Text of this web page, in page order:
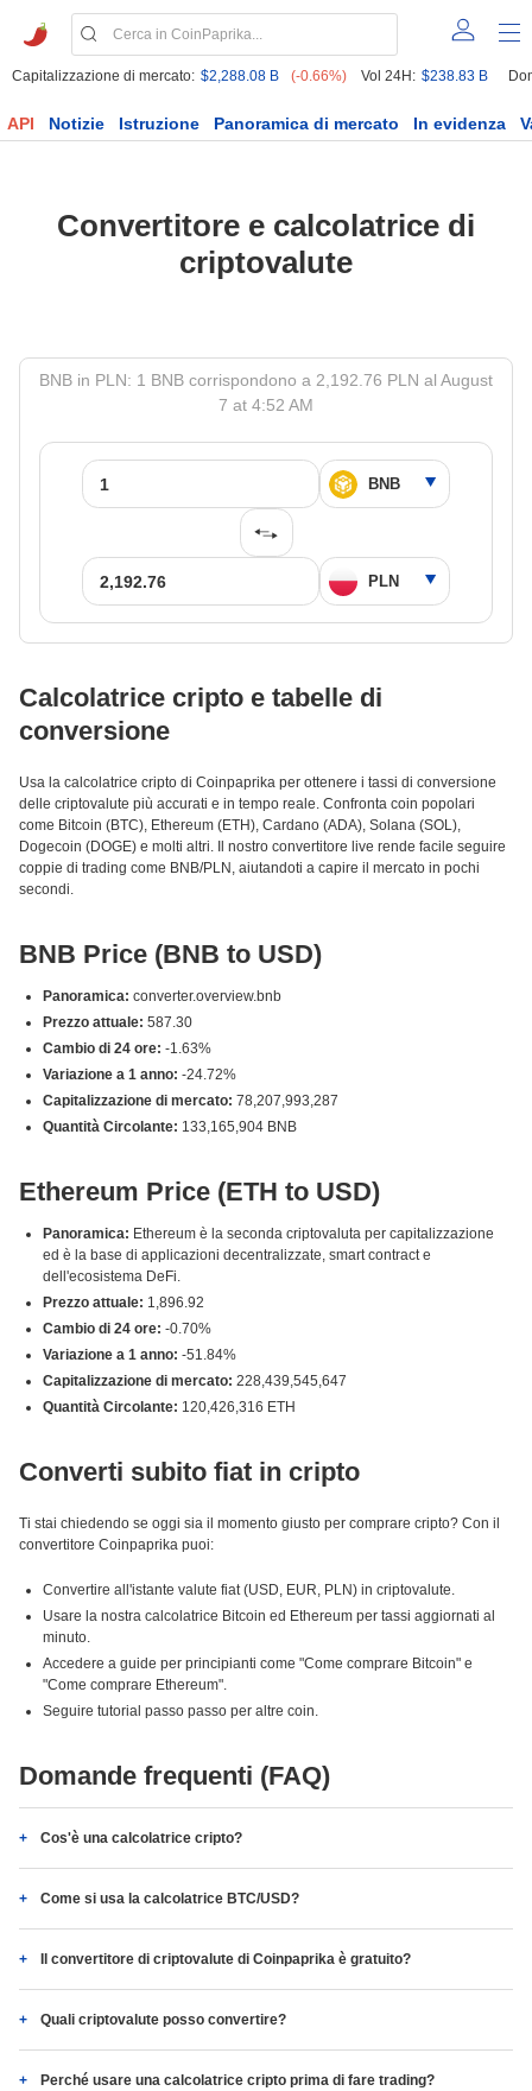
Capitalizzazione di mercato: $2,288.08 B (-0.66%) Vol 24H: $238.83 B
API Notizie Istruzione Panoramica di mercato In evidenza
Convertitore e calcolatrice di
criptovalute
BNB in PLN: 1 BNB corrispondono a 2,192.76 PLN al August
7 at 4:52 AM
Calcolatrice cripto e tabelle di
conversione
Usa la calcolatrice cripto di Coinpaprika per ottenere i tassi di conversione
delle criptovalute più accurati e in tempo reale. Confronta coin popolari
come Bitcoin (BTC), Ethereum (ETH), Cardano (ADA), Solana (SOL),
Dogecoin (DOGE) e molti altri. Il nostro convertitore live rende facile seguire
coppie di trading come BNB/PLN, aiutandoti a capire il mercato in pochi
secondi.
BNB Price (BNB to USD)
Panoramica: converter.overview.bnb
Prezzo attuale: 587.30
Cambio di 24 ore: -1.63%
Variazione a 1 anno: -24.72%
Capitalizzazione di mercato: 78,207,993,287
Quantità Circolante: 133,165,904 BNB
Ethereum Price (ETH to USD)
Panoramica: Ethereum è la seconda criptovaluta per capitalizzazione
ed è la base di applicazioni decentralizzate, smart contract e
dell'ecosistema DeFi.
Prezzo attuale: 1,896.92
Cambio di 24 ore: -0.70%
Variazione a 1 anno: -51.84%
Capitalizzazione di mercato: 228,439,545,647
Quantità Circolante: 120,426,316 ETH
Converti subito fiat in cripto
Ti stai chiedendo se oggi sia il momento giusto per comprare cripto? Con il
convertitore Coinpaprika puoi:
Convertire all'istante valute fiat (USD, EUR, PLN) in criptovalute.
Usare la nostra calcolatrice Bitcoin ed Ethereum per tassi aggiornati al
minuto.
Accedere a guide per principianti come "Come comprare Bitcoin" e
"Come comprare Ethereum".
Seguire tutorial passo passo per altre coin.
Domande frequenti (FAQ)
Cos'è una calcolatrice cripto?
Come si usa la calcolatrice BTC/USD?
Il convertitore di criptovalute di Coinpaprika è gratuito?
Quali criptovalute posso convertire?
Perché usare una calcolatrice cripto prima di fare trading?